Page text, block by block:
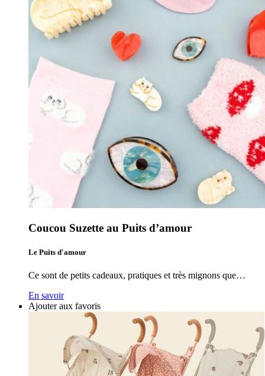
Coucou Suzette au Puits d’amour
Le Puits d'amour
Ce sont de petits cadeaux, pratiques et très mignons que…
En savoir
Ajouter aux favoris